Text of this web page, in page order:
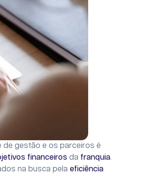
de gestão e os parceiros é
financeiros da franquia.
na busca pela eficiência